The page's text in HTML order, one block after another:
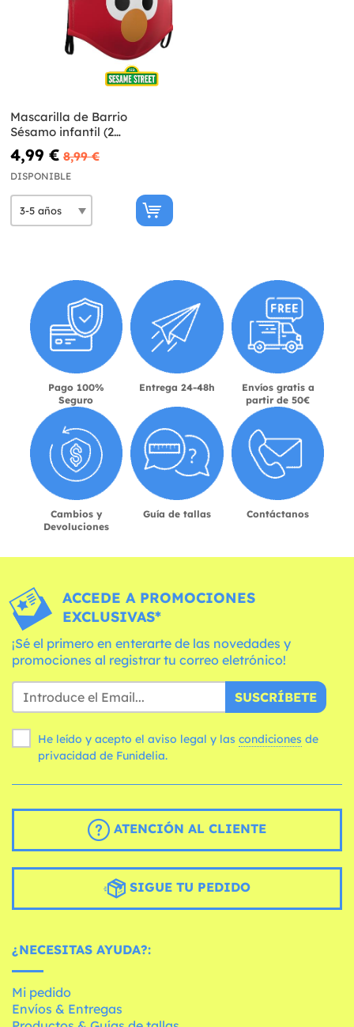
Mascarilla de Barrio
Sésamo infantil (2
unidades)
4,99 € 8,99 €
DISPONIBLE
Pago 100%
Seguro
Entrega 24-48h
Envíos gratis a
partir de 50€
Cambios y
Devoluciones
Guía de tallas Contáctanos
ACCEDE A PROMOCIONES
EXCLUSIVAS*
¡Sé el primero en enterarte de las novedades y
promociones al registrar tu correo eletrónico!
SUSCRÍBETE
He leído y acepto el aviso legal y las condiciones
privacidad de Funidelia.
ATENCIÓN AL CLIENTE
SIGUE TU PEDIDO
¿NECESITAS AYUDA?:
Mi pedido
Envíos & Entregas